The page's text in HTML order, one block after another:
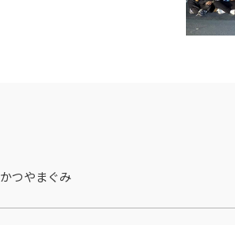
かつやまぐみ